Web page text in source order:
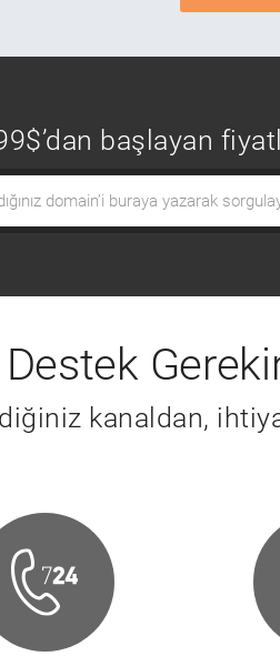
başlayan
Destek
kanaldan,